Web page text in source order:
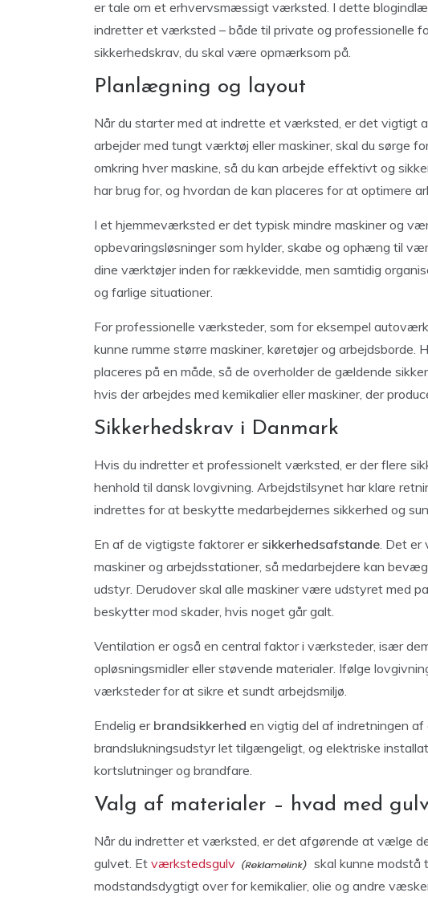
er tale om et erhvervsmæssigt værksted. I dette
indretter et værksted – både til private og professionelle
sikkerhedskrav, du skal være opmærksom på.
Planlægning og layout
Når du starter med at indrette et værksted, er det vigtigt
arbejder med tungt værktøj eller maskiner, skal du sørge
omkring hver maskine, så du kan arbejde effektivt og
har brug for, og hvordan de kan placeres for at optimere
I et hjemmeværksted er det typisk mindre maskiner og
opbevaringsløsninger som hylder, skabe og ophæng til
dine værktøjer inden for rækkevidde, men samtidig
og farlige situationer.
For professionelle værksteder, som for eksempel
kunne rumme større maskiner, køretøjer og arbejdsborde.
placeres på en måde, så de overholder de gældende
hvis der arbejdes med kemikalier eller maskiner, der
Sikkerhedskrav i Danmark
Hvis du indretter et professionelt værksted, er der flere
henhold til dansk lovgivning. Arbejdstilsynet har klare
indrettes for at beskytte medarbejdernes sikkerhed og
En af de vigtigste faktorer er sikkerhedsafstande. Det er
maskiner og arbejdsstationer, så medarbejdere kan
udstyr. Derudover skal alle maskiner være udstyret med
beskytter mod skader, hvis noget går galt.
Ventilation er også en central faktor i værksteder, især
opløsningsmidler eller støvende materialer. Ifølge
værksteder for at sikre et sundt arbejdsmiljø.
Endelig er brandsikkerhed en vigtig del af indretningen
brandslukningsudstyr let tilgængeligt, og elektriske
kortslutninger og brandfare.
Valg af materialer – hvad med
Når du indretter et værksted, er det afgørende at vælge
gulvet. Et værkstedsgulv
skal kunne modstå
modstandsdygtigt over for kemikalier, olie og andre